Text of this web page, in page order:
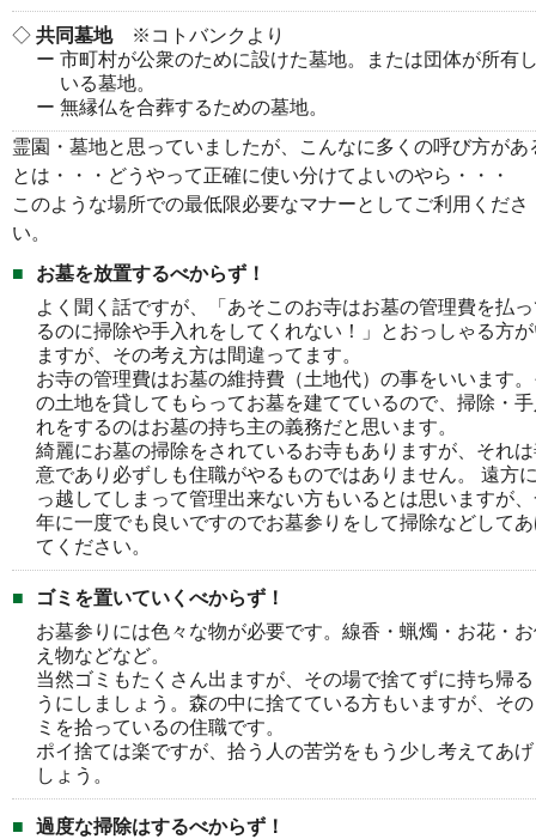
共同墓地※コトバンクより
市町村が公衆のために設けた墓地。または団体が所有
いる墓地。
無縁仏を合葬するための墓地。
霊園・墓地と思っていましたが、こんなに多くの呼び方があ
とは・・・どうやって正確に使い分けてよいのやら・・・
このような場所での最低限必要なマナーとしてご利用くださ
い。
お墓を放置するべからず！
よく聞く話ですが、「あそこのお寺はお墓の管理費を払
るのに掃除や手入れをしてくれない！」とおっしゃる方
ますが、その考え方は間違ってます。
お寺の管理費はお墓の維持費（土地代）の事をいいます
の土地を貸してもらってお墓を建てているので、掃除・
れをするのはお墓の持ち主の義務だと思います。
綺麗にお墓の掃除をされているお寺もありますが、それ
意であり必ずしも住職がやるものではありません。 遠方
っ越してしまって管理出来ない方もいるとは思いますが
年に一度でも良いですのでお墓参りをして掃除などして
てください。
ゴミを置いていくべからず！
お墓参りには色々な物が必要です。線香・蝋燭・お花・
え物などなど。
当然ゴミもたくさん出ますが、その場で捨てずに持ち帰
うにしましょう。森の中に捨てている方もいますが、そ
ミを拾っているの住職です。
ポイ捨ては楽ですが、拾う人の苦労をもう少し考えてあ
しょう。
過度な掃除はするべからず！